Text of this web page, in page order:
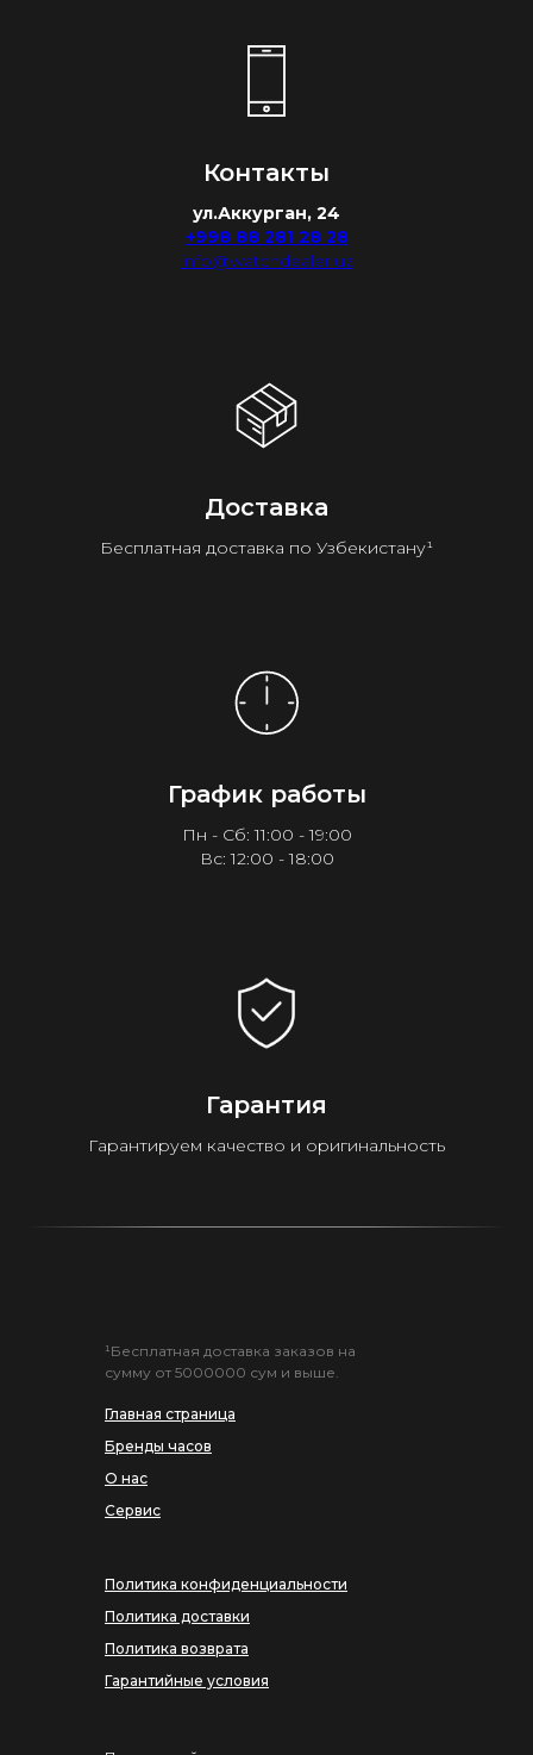
Контакты
ул.Аккурган, 24
+998 88 281 28 28
info@watchdealer.uz
Доставка
Бесплатная доставка по Узбекистану¹
График работы
Пн - Сб: 11:00 - 19:00
Вс: 12:00 - 18:00
Гарантия
Гарантируем качество и оригинальность
Главная страница
Бренды часов
О нас
Сервис
¹Бесплатная доставка заказов на
сумму от 5000000 сум и выше.
Политика конфиденциальности
Политика доставки
Политика возврата
Гарантийные условия